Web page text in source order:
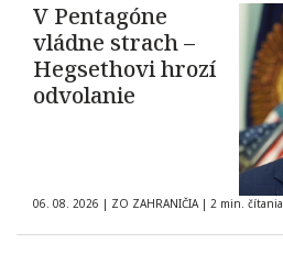
V Pentagóne
vládne strach –
Hegsethovi hrozí
odvolanie
06. 08. 2026 | ZO ZAHRANIČIA | 2 min. čítania